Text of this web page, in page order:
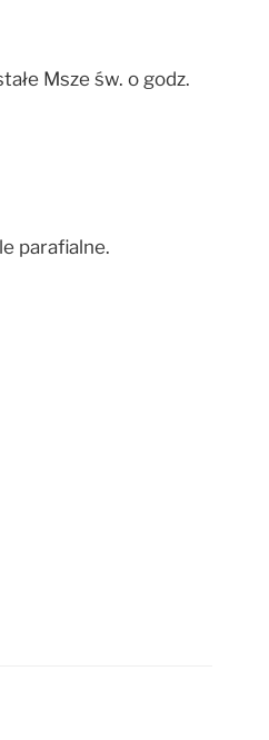
Msze św. o godz.
parafialne.